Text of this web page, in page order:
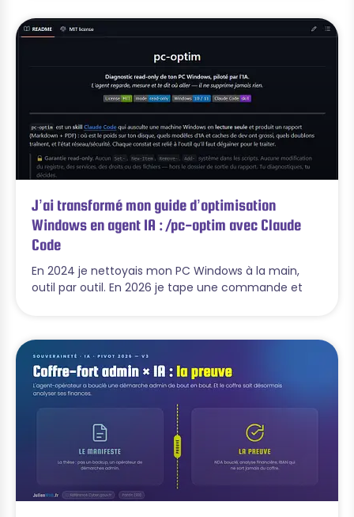
J’ai transformé mon guide d’optimisation
Windows en agent IA : /pc-optim avec Claude
Code
En 2024 je nettoyais mon PC Windows à la main,
outil par outil. En 2026 je tape une commande et